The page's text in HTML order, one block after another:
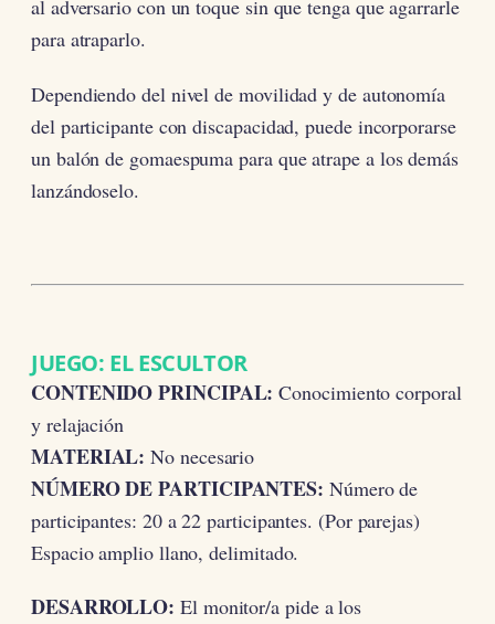
al adversario con un toque sin que tenga que agarrarle
para atraparlo.
Dependiendo del nivel de movilidad y de autonomía
del participante con discapacidad, puede incorporarse
un balón de gomaespuma para que atrape a los demás
lanzándoselo.
JUEGO: EL ESCULTOR
CONTENIDO PRINCIPAL: Conocimiento corporal
y relajación
MATERIAL: No necesario
NÚMERO DE PARTICIPANTES: Número de
participantes: 20 a 22 participantes. (Por parejas)
Espacio amplio llano, delimitado.
DESARROLLO:El monitor/a pide a los